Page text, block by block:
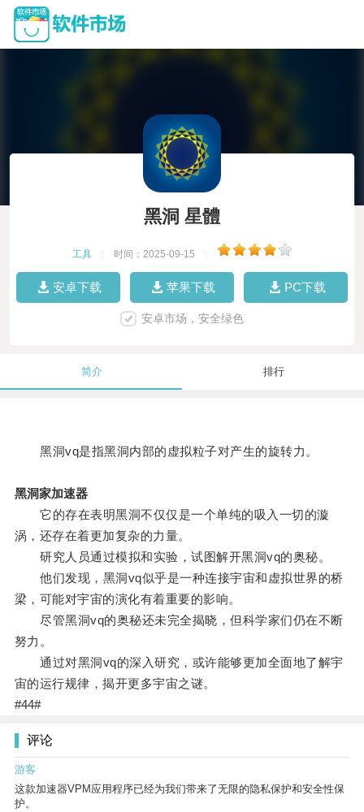
黑洞 星體
工具 时间：2025-09-15
安卓下载 苹果下载 PC下载
安卓市场，安全绿色
简介 排行
黑洞vq是指黑洞内部的虚拟粒子对产生的旋转力。
黑洞家加速器
它的存在表明黑洞不仅仅是一个单纯的吸入一切的漩
涡，还存在着更加复杂的力量。
研究人员通过模拟和实验，试图解开黑洞vq的奥秘。
他们发现，黑洞vq似乎是一种连接宇宙和虚拟世界的桥
梁，可能对宇宙的演化有着重要的影响。
尽管黑洞vq的奥秘还未完全揭晓，但科学家们仍在不断
努力。
通过对黑洞vq的深入研究，或许能够更加全面地了解宇
宙的运行规律，揭开更多宇宙之谜。
#44#
评论
游客
这款加速器VPM应用程序已经为我们带来了无限的隐私保护和安全性保
护。